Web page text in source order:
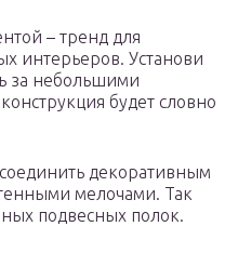
– тренд для
интерьеров. Установи
за небольшими
будет словно
декоративным
мелочами. Так
подвесных полок.